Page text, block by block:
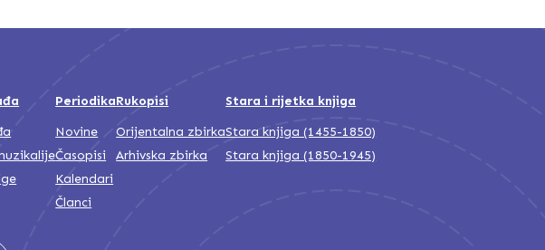
Periodika
Novine
Časopisi
Kalendari
Članci
Rukopisi
Orijentalna zbirka
Arhivska zbirka
Stara i rijetka knjiga
Stara knjiga (1455-1850)
Stara knjiga (1850-1945)